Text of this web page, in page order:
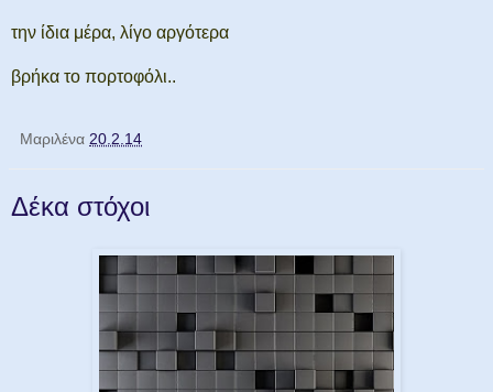
την ίδια μέρα, λίγο αργότερα
βρήκα το πορτοφόλι..
Μαριλένα 20.2.14
Δέκα στόχοι